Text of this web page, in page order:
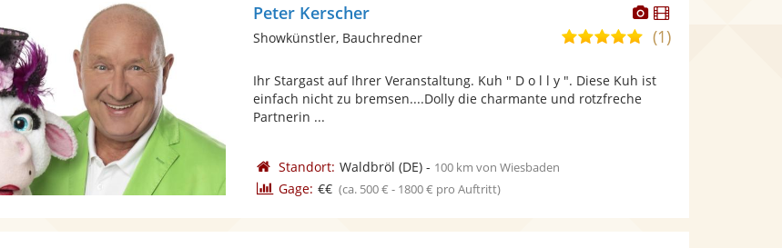
Dieser
Künstler
stellt
bereit.
Dieser
Künstler
Peter Kerscher
5,0
5
(1)
Showkünstler, Bauchredner
Ihr Stargast auf Ihrer Veranstaltung. Kuh " D o l l y ". Diese Kuh ist
einfach nicht zu bremsen....Dolly die charmante und rotzfreche
Partnerin ...
Standort: Waldbröl (DE)- 100 km von Wiesbaden
Gage: €€ (ca. 500 € - 1800 € pro Auftritt)